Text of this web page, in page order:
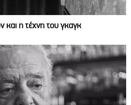
και η τέχνη του γκαγκ